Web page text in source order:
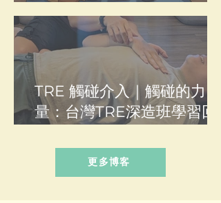
TRE 觸碰介入｜觸碰的力
量：台灣TRE深造班學習回
更多博客